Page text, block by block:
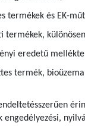
termékek és EK-
termékek,
eredetű
termék,
engedélyezési,